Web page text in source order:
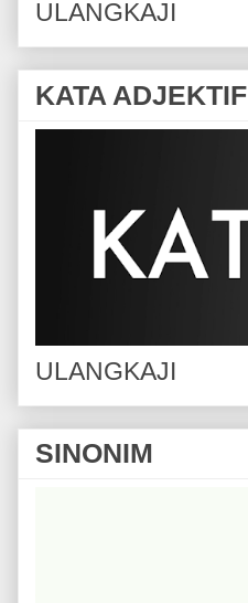
ULANGKAJI
KATA ADJEKTIF
ULANGKAJI
SINONIM